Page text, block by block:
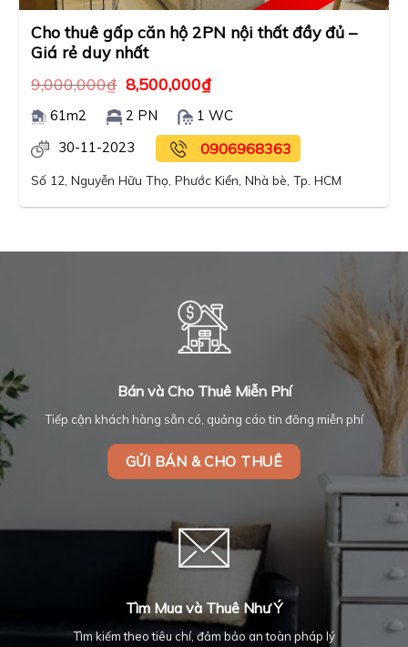
Cho thuê gấp căn hộ 2PN nội thất đầy đủ –
Giá rẻ duy nhất
9,000,000₫ 8,500,000₫
61m2 2 PN
1 WC
30-11-2023
0906968363
Số 12, Nguyễn Hữu Thọ, Phước Kiển, Nhà bè, Tp. HCM
Bán và Cho Thuê Miễn Phí
Tiếp cận khách hàng sẵn có, quảng cáo tin đăng miễn phí
GỬI BÁN & CHO THUÊ
Tìm Mua và Thuê Như Ý
Tìm kiếm theo tiêu chí, đảm bảo an toàn pháp lý